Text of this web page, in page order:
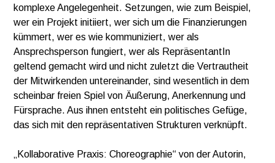
komplexe Angelegenheit. Setzungen, wie zum Beispiel,
wer ein Projekt initiiert, wer sich um die Finanzierungen
kümmert, wer es wie kommuniziert, wer als
Ansprechsperson fungiert, wer als RepräsentantIn
geltend gemacht wird und nicht zuletzt die Vertrautheit
der Mitwirkenden untereinander, sind wesentlich in dem
scheinbar freien Spiel von Äußerung, Anerkennung und
Fürsprache. Aus ihnen entsteht ein politisches Gefüge,
das sich mit den repräsentativen Strukturen verknüpft.
„Kollaborative Praxis: Choreographie“ von der Autorin,